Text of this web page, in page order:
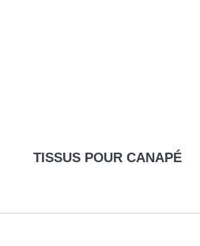
TISSUS POUR CANAPÉ